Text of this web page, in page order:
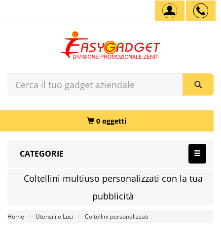
0 oggetti
CATEGORIE
Coltellini multiuso personalizzati con la tua
pubblicità
Home Utensili e Luci Coltellini personalizzati